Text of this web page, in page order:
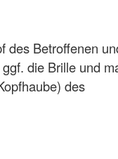
des Betroffenen
die Brille und
des